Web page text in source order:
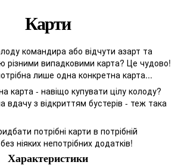
Карти
командира або відчути азарт та
різними випадковими карта? Це чудово!
лише одна конкретна карта...
карта - навіщо купувати цілу колоду?
вдачу з відкриттям бустерів - теж така
потрібні карти в потрібній
ніяких непотрібних додатків!
Характеристики